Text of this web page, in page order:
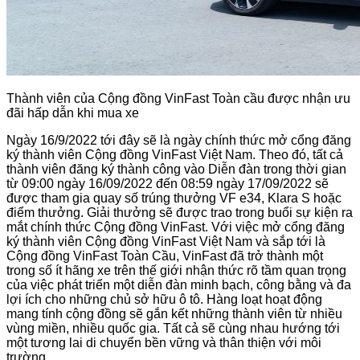
Thành viên của Cộng đồng VinFast Toàn cầu được nhận ưu
đãi hấp dẫn khi mua xe
Ngày 16/9/2022 tới đây sẽ là ngày chính thức mở cổng đăng
ký thành viên Cộng đồng VinFast Việt Nam. Theo đó, tất cả
thành viên đăng ký thành công vào Diễn đàn trong thời gian
từ 09:00 ngày 16/09/2022 đến 08:59 ngày 17/09/2022 sẽ
được tham gia quay số trúng thưởng VF e34, Klara S hoặc
điểm thưởng. Giải thưởng sẽ được trao trong buổi sự kiện ra
mắt chính thức Cộng đồng VinFast. Với việc mở cổng đăng
ký thành viên Cộng đồng VinFast Việt Nam và sắp tới là
Cộng đồng VinFast Toàn Cầu, VinFast đã trở thành một
trong số ít hãng xe trên thế giới nhận thức rõ tầm quan trọng
của việc phát triển một diễn đàn minh bạch, công bằng và đa
lợi ích cho những chủ sở hữu ô tô. Hàng loạt hoạt động
mang tính cộng đồng sẽ gắn kết những thành viên từ nhiều
vùng miền, nhiều quốc gia. Tất cả sẽ cùng nhau hướng tới
một tương lai di chuyển bền vững và thân thiện với môi